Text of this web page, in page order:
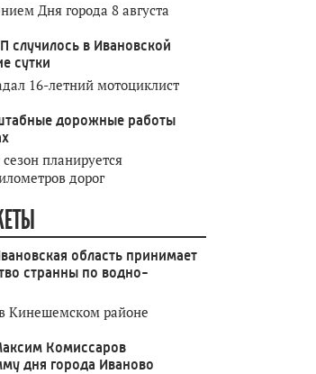
Дня города 8 августа
случилось в Ивановской
сутки
16-летний мотоциклист
дорожные работы
планируется
дорог
область принимает
странны по водно-
Кинешемском районе
Комиссаров
дня города Иваново